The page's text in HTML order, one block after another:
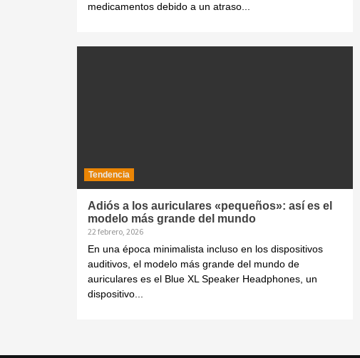
medicamentos debido a un atraso...
Tendencia
Adiós a los auriculares «pequeños»: así es el
modelo más grande del mundo
22 febrero, 2026
En una época minimalista incluso en los dispositivos
auditivos, el modelo más grande del mundo de
auriculares es el Blue XL Speaker Headphones, un
dispositivo...